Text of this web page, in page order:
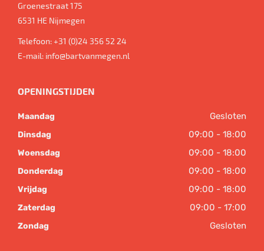
Groenestraat 175
6531 HE Nijmegen
Telefoon:+31 (0)24 356 52 24
E-mail: info@bartvanmegen.nl
OPENINGSTIJDEN
Maandag Gesloten
Dinsdag 09:00 - 18:00
Woensdag 09:00 - 18:00
Donderdag 09:00 - 18:00
Vrijdag 09:00 - 18:00
Zaterdag 09:00 - 17:00
Zondag Gesloten